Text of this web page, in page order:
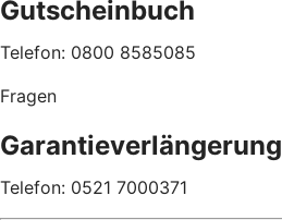
Gutscheinbuch
Telefon: 0800 8585085
Fragen
Garantieverlängerung
Telefon: 0521 7000371